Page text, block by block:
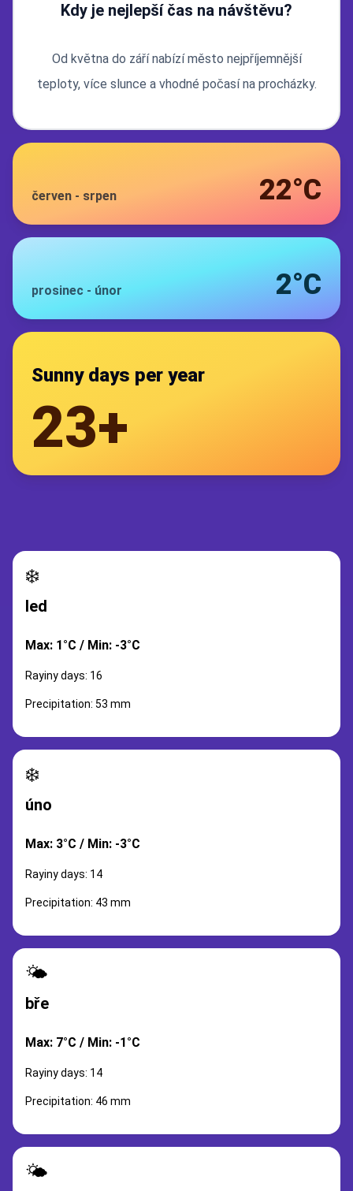
Kdy je nejlepší čas na návštěvu?
Od května do září nabízí město nejpříjemnější
teploty, více slunce a vhodné počasí na procházky.
červen - srpen 22°C
prosinec - únor 2°C
Sunny days per year
23+
❄️
led
Max: 1°C / Min: -3°C
Rayiny days: 16
Precipitation: 53 mm
❄️
úno
Max: 3°C / Min: -3°C
Rayiny days: 14
Precipitation: 43 mm
🌤️
bře
Max: 7°C / Min: -1°C
Rayiny days: 14
Precipitation: 46 mm
🌤️